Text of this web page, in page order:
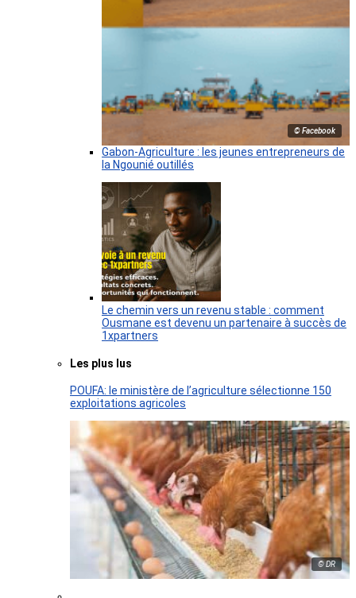
© Facebook
Gabon-Agriculture : les jeunes entrepreneurs de
la Ngounié outillés
Le chemin vers un revenu stable : comment
Ousmane est devenu un partenaire à succès de
1xpartners
Les plus lus
POUFA: le ministère de l’agriculture sélectionne 150
exploitations agricoles
© DR